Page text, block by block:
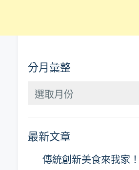
分月彙整
分
整
最新文章
傳統創新美食來我家